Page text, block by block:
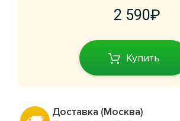
2 590
Купить
Доставка (Москва)